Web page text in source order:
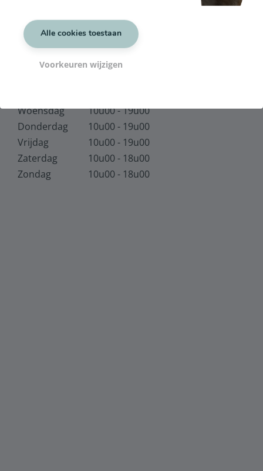
Woensdag
10u00 - 19u00
Donderdag
10u00 - 19u00
Vrijdag
10u00 - 19u00
Zaterdag
10u00 - 18u00
Zondag
10u00 - 18u00
Alle cookies toestaan
Voorkeuren wijzigen